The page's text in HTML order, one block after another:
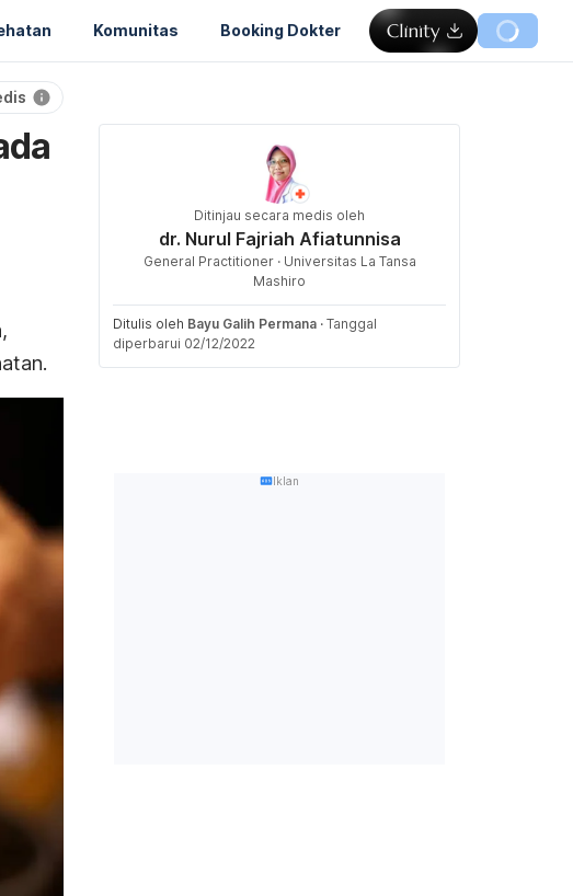
Komunitas Booking Dokter
Ditinjau secara medis oleh
dr. Nurul Fajriah Afiatunnisa
General Practitioner · Universitas La Tansa
Mashiro
Ditulis oleh Bayu Galih Permana · Tanggal
diperbarui 02/12/2022
Iklan